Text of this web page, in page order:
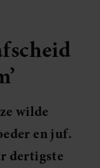
wilde
en juf.
dertigste